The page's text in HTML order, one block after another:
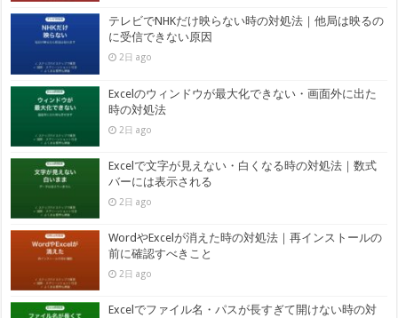
テレビでNHKだけ映らない時の対処法｜他局は映るの
に受信できない原因
2日 ago
Excelのウィンドウが最大化できない・画面外に出た
時の対処法
2日 ago
Excelで文字が見えない・白くなる時の対処法｜数式
バーには表示される
2日 ago
WordやExcelが消えた時の対処法｜再インストールの
前に確認すべきこと
2日 ago
Excelでファイル名・パスが長すぎて開けない時の対